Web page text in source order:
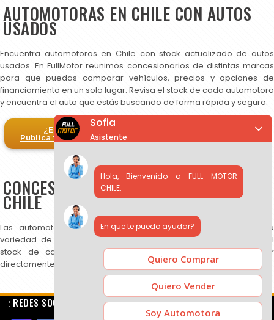
AUTOMOTORAS EN CHILE CON AUTOS
USADOS
Encuentra automotoras en Chile con stock actualizado de autos
usados. En FullMotor reunimos concesionarios de distintas marcas
para que puedas comparar vehículos, precios y opciones de
financiamiento en un solo lugar. Revisa el stock de cada automotora
y encuentra el auto que estás buscando de forma rápida y segura.
¿Eres automotora?
Publica tus autos en FullMotor
CONCESIONARIOS DE AUTOS USADOS EN
CHILE
Las automotoras publicadas en FullMotor ofrecen una amplia
variedad de autos usados, SUV y camionetas. Puedes revisar el
stock de cada concesionario, comparar precios y contactar
directamente para más información.
REDES SOCIALES
Sofia
Asistente
Hola, Bienvenido a FULL MOTOR
CHILE.
En que te puedo ayudar?
Quiero Comprar
Quiero Vender
Soy Automotora